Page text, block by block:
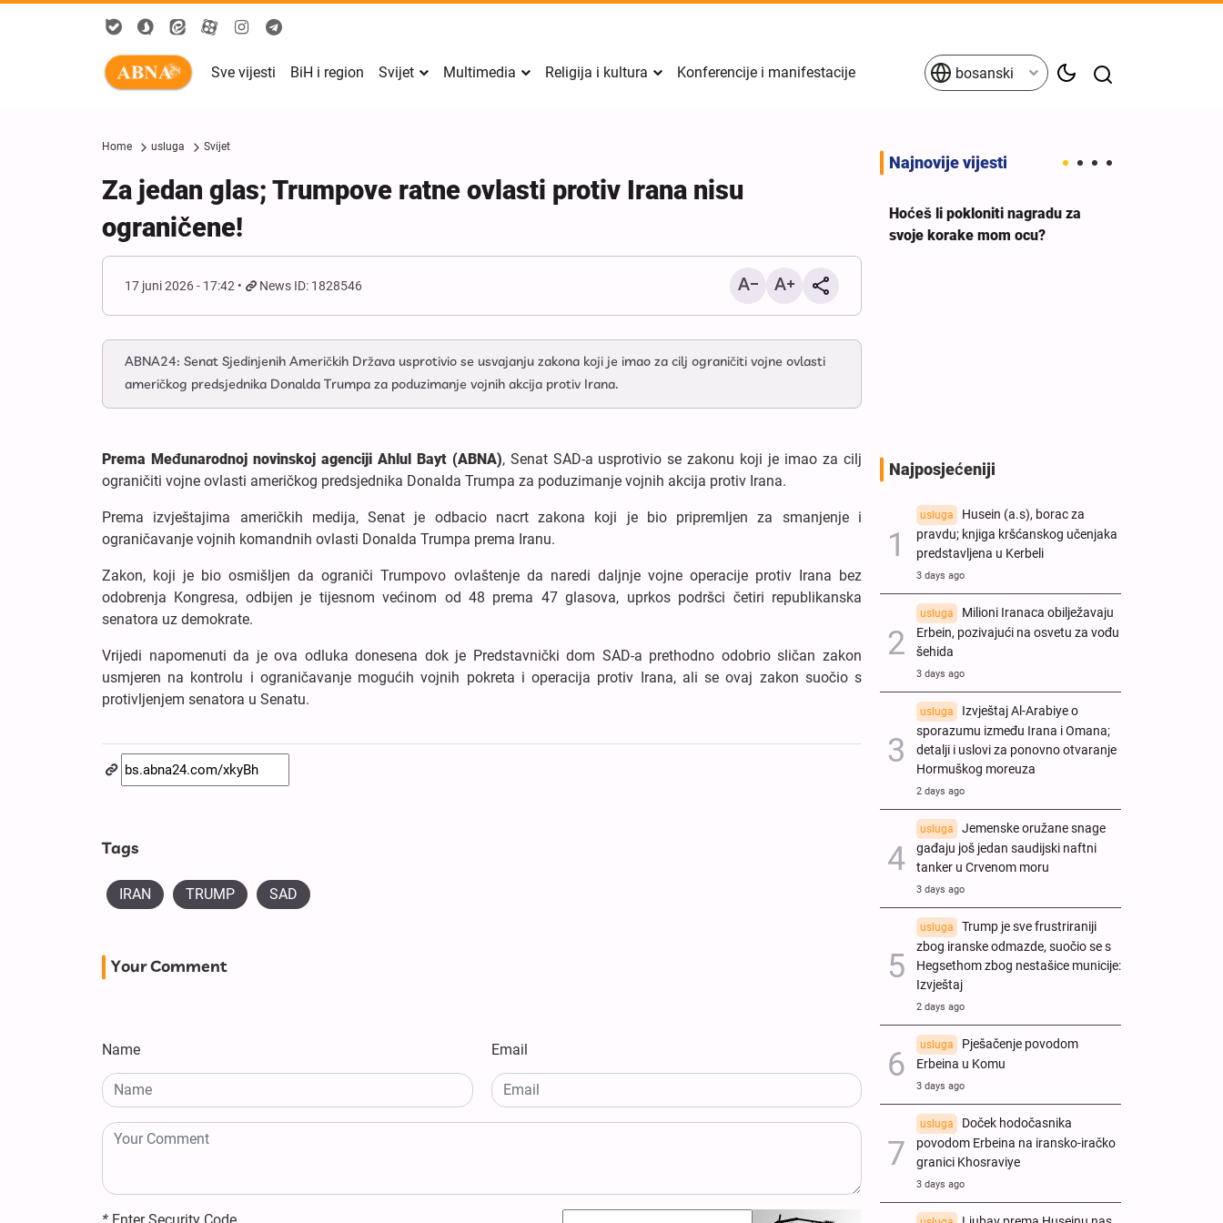
Sve vijesti BiH i region Svijet Multimedia Religija i kultura Konferencije i manifestacije bosanski
Home usluga Svijet
Za jedan glas; Trumpove ratne ovlasti protiv Irana nisu
ograničene!
17 juni 2026 - 17:42 News ID: 1828546
ABNA24: Senat Sjedinjenih Američkih Država usprotivio se usvajanju zakona koji je imao za cilj ograničiti vojne ovlasti
američkog predsjednika Donalda Trumpa za poduzimanje vojnih akcija protiv Irana.
Prema Međunarodnoj novinskoj agenciji Ahlul Bayt (ABNA), Senat SAD-a usprotivio se zakonu koji je imao za cilj
ograničiti vojne ovlasti američkog predsjednika Donalda Trumpa za poduzimanje vojnih akcija protiv Irana.
Prema izvještajima američkih medija, Senat je odbacio nacrt zakona koji je bio pripremljen za smanjenje i
ograničavanje vojnih komandnih ovlasti Donalda Trumpa prema Iranu.
Zakon, koji je bio osmišljen da ograniči Trumpovo ovlaštenje da naredi daljnje vojne operacije protiv Irana bez
odobrenja Kongresa, odbijen je tijesnom većinom od 48 prema 47 glasova, uprkos podršci četiri republikanska
senatora uz demokrate.
Vrijedi napomenuti da je ova odluka donesena dok je Predstavnički dom SAD-a prethodno odobrio sličan zakon
usmjeren na kontrolu i ograničavanje mogućih vojnih pokreta i operacija protiv Irana, ali se ovaj zakon suočio s
protivljenjem senatora u Senatu.
Tags
IRAN TRUMP SAD
Your Comment
Name Email
Najnovije vijesti
Sigurnost Perzijskog zaljeva
mora doći iznutra regije, a ne
ministra vanjskih poslova
Hoćeš li pokloniti nagradu za
svoje korake mom ocu?
Najposjećeniji
usluga
Husein (a.s), borac za
pravdu; knjiga kršćanskog učenjaka
predstavljena u Kerbeli
3 days ago
usluga
Milioni Iranaca obilježavaju
Erbein, pozivajući na osvetu za vođu
šehida
3 days ago
usluga
Izvještaj Al-Arabiye o
sporazumu između Irana i Omana;
detalji i uslovi za ponovno otvaranje
Hormuškog moreuza
2 days ago
usluga
Jemenske oružane snage
gađaju još jedan saudijski naftni
tanker u Crvenom moru
3 days ago
usluga
Trump je sve frustriraniji
zbog iranske odmazde, suočio se s
Hegsethom zbog nestašice municije:
Izvještaj
2 days ago
usluga
Pješačenje povodom
Erbeina u Komu
3 days ago
usluga
Doček hodočasnika
povodom Erbeina na iransko-iračko
granici Khosraviye
3 days ago